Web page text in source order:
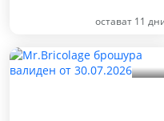
остават 11